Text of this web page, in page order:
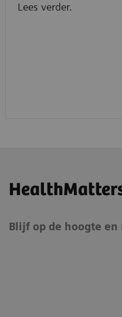
Lees verder.
Blijf op de hoogte en